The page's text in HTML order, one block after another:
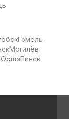
Гомель
Могилёв
ОршаПинск